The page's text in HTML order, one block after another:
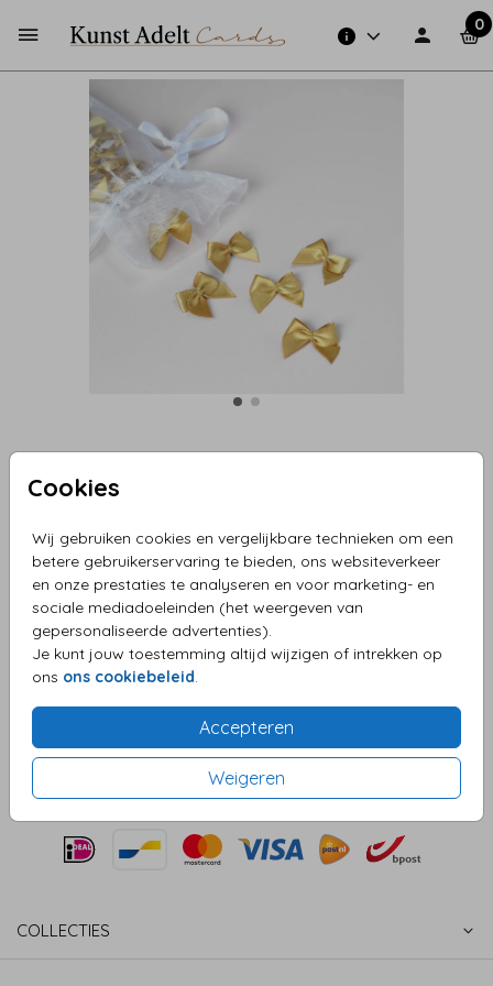
0
Cookies
Wij gebruiken cookies en vergelijkbare technieken om een
betere gebruikerservaring te bieden, ons websiteverkeer
en onze prestaties te analyseren en voor marketing- en
sociale mediadoeleinden (het weergeven van
gepersonaliseerde advertenties).
Je kunt jouw toestemming altijd wijzigen of intrekken op
ons ons cookiebeleid
Accepteren
Weigeren
184 - Gouden strikjes
Aantal x 25 strikjes Prijs: € 6,95
OMSCHRIJVING
Mooie gouden strikjes met gemakkelijk plakstripje voor
op een geboortekaart. In elk zakje zitten 25 strikjes
per 25 strikjes
COLLECTIES